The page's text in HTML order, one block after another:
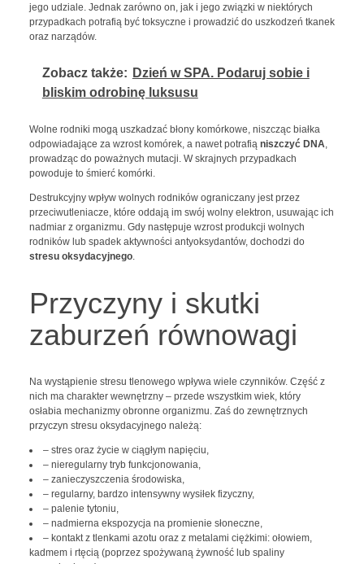
jego udziale. Jednak zarówno on, jak i jego związki w niektórych
przypadkach potrafią być toksyczne i prowadzić do uszkodzeń tkanek
oraz narządów.
Zobacz także: Dzień w SPA. Podaruj sobie i
bliskim odrobinę luksusu
Wolne rodniki mogą uszkadzać błony komórkowe, niszcząc białka
odpowiadające za wzrost komórek, a nawet potrafią niszczyć DNA,
prowadząc do poważnych mutacji. W skrajnych przypadkach
powoduje to śmierć komórki.
Destrukcyjny wpływ wolnych rodników ograniczany jest przez
przeciwutleniacze, które oddają im swój wolny elektron, usuwając ich
nadmiar z organizmu. Gdy następuje wzrost produkcji wolnych
rodników lub spadek aktywności antyoksydantów, dochodzi do
stresu oksydacyjnego.
Przyczyny i skutki
zaburzeń równowagi
Na wystąpienie stresu tlenowego wpływa wiele czynników. Część z
nich ma charakter wewnętrzny – przede wszystkim wiek, który
osłabia mechanizmy obronne organizmu. Zaś do zewnętrznych
przyczyn stresu oksydacyjnego należą:
– stres oraz życie w ciągłym napięciu,
– nieregularny tryb funkcjonowania,
– zanieczyszczenia środowiska,
– regularny, bardzo intensywny wysiłek fizyczny,
– palenie tytoniu,
– nadmierna ekspozycja na promienie słoneczne,
– kontakt z tlenkami azotu oraz z metalami ciężkimi: ołowiem,
kadmem i rtęcią (poprzez spożywaną żywność lub spaliny